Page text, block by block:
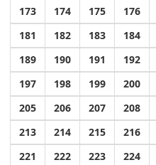
173 174 175 176
181
182 183 184
189
190 191 192
197
198 199 200
205
206 207 208
213
214 215 216
221
222 223 224